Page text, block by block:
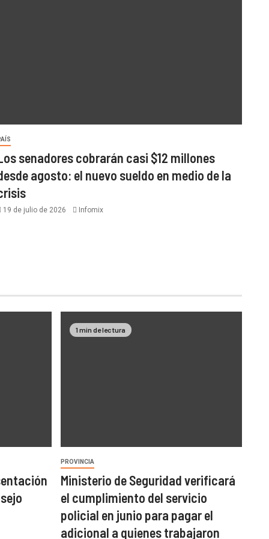
senadores cobrarán casi $12 millones
agosto: el nuevo sueldo en medio de la
19 de julio de 2026 Infomix
1 min de lectura
PROVINCIA
Ministerio de Seguridad verificará
el cumplimiento del servicio
policial en junio para pagar el
adicional a quienes trabajaron